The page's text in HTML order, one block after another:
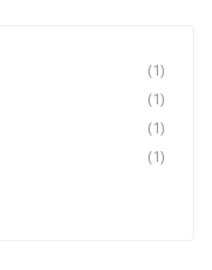
(1)
(1)
(1)
(1)